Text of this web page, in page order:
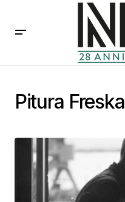
Pitura Freska